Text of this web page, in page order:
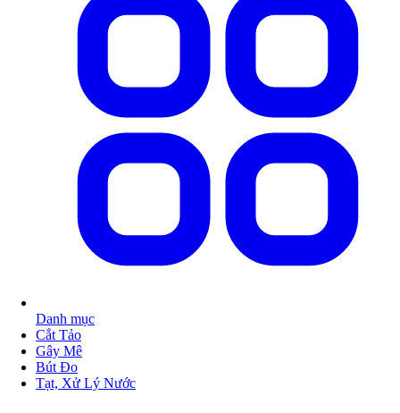
Danh mục
Cắt Tảo
Gây Mê
Bút Đo
Tạt, Xử Lý Nước